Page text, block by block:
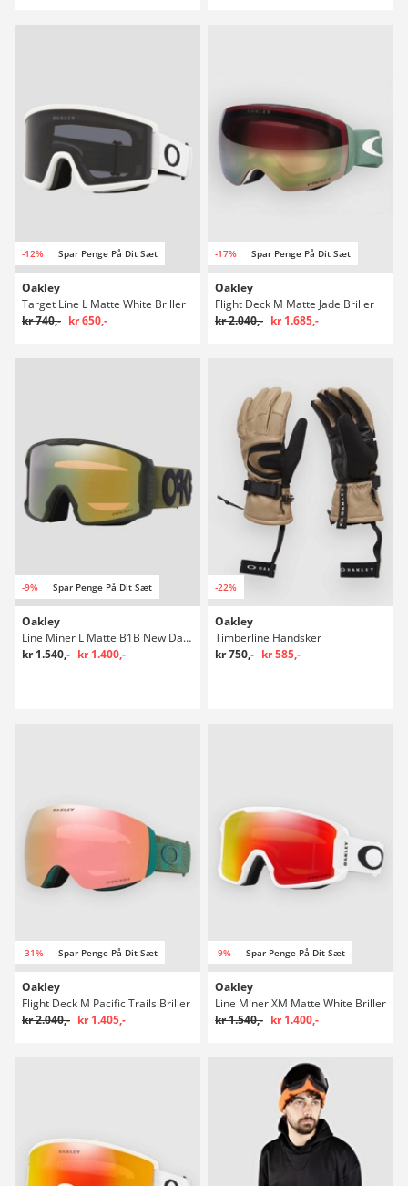
-12% Spar Penge På Dit Sæt
Oakley
Target Line L Matte White Briller
kr 740,- kr 650,-
-17% Spar Penge På Dit Sæt
Oakley
Flight Deck M Matte Jade Briller
kr 2.040,- kr 1.685,-
-9% Spar Penge På Dit Sæt
Oakley
Line Miner L Matte B1B New Dark Brush Briller
kr 1.540,- kr 1.400,-
-22%
Oakley
Timberline Handsker
kr 750,- kr 585,-
-31% Spar Penge På Dit Sæt
Oakley
Flight Deck M Pacific Trails Briller
kr 2.040,- kr 1.405,-
-9% Spar Penge På Dit Sæt
Oakley
Line Miner XM Matte White Briller
kr 1.540,- kr 1.400,-